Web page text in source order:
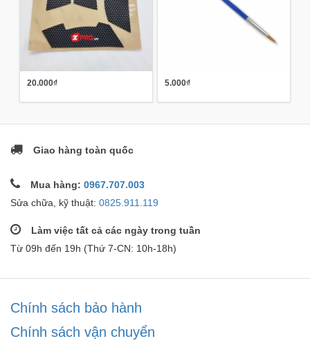
20.000₫ 5.000₫
Giao hàng toàn quốc
Mua hàng: 0967.707.003
Sửa chữa, kỹ thuật: 0825.911.119
Làm việc tất cả các ngày trong tuần
Từ 09h đến 19h (Thứ 7-CN: 10h-18h)
Chính sách bảo hành
Chính sách vận chuyển